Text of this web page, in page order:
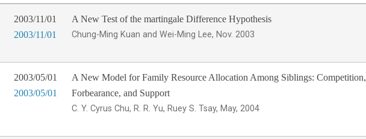
2003/11/01
2003/11/01
A New Test of the martingale Difference Hypothesis
Chung-Ming Kuan and Wei-Ming Lee, Nov. 2003
2003/05/01
2003/05/01
A New Model for Family Resource Allocation Among Siblings: Competition,
Forbearance, and Support
C. Y. Cyrus Chu, R. R. Yu, Ruey S. Tsay, May, 2004